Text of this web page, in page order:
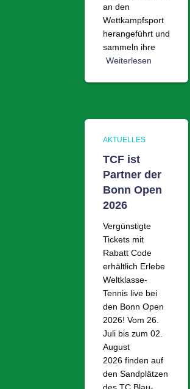
an den
Wettkampfsport
herangeführt und
sammeln ihre
Weiterlesen
AKTUELLES
TCF ist
Partner der
Bonn Open
2026
Vergünstigte
Tickets mit
Rabatt Code
erhältlich Erlebe
Weltklasse-
Tennis live bei
den Bonn Open
2026! Vom 26.
Juli bis zum 02.
August
2026 finden auf
den Sandplätzen